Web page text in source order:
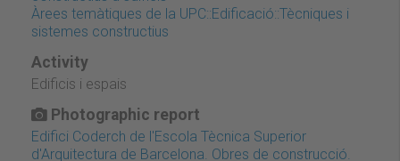
Àrees temàtiques de la UPC::Edificació::Tècniques i
sistemes constructius
Activity
Edificis i espais
Photographic report
Edifici Coderch de l'Escola Tècnica Superior
d'Arquitectura de Barcelona. Obres de construcció.